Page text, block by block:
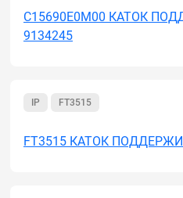
C15690E0M00 КАТОК
9134245
IP FT3515
FT3515 КАТОК